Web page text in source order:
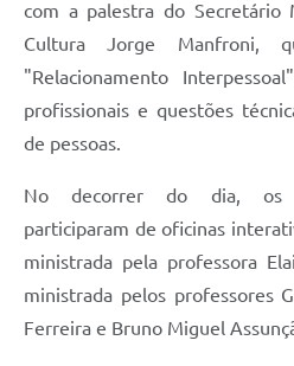
Arquivos para Download
Galeria de Vídeos
Projetos
Legislação
Links
Agenda
com a palestra do Secretário
Cultura Jorge Manfroni,
"Relacionamento
profissionais e questões
de pessoas.
No decorrer do dia, os
participaram de oficinas
ministrada pela professora
ministrada pelos professores
Ferreira e Bruno Miguel